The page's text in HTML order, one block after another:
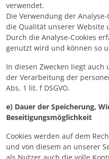
verwendet.
Die Verwendung der
die Qualität unserer Website
Durch die Analyse-Cookies
genutzt wird und können so
In diesen Zwecken liegt
der Verarbeitung der
Abs. 1 lit. f DSGVO.
e) Dauer der Speicherung,
Beseitigungsmöglichkeit
Cookies werden auf dem
und von diesem an unserer